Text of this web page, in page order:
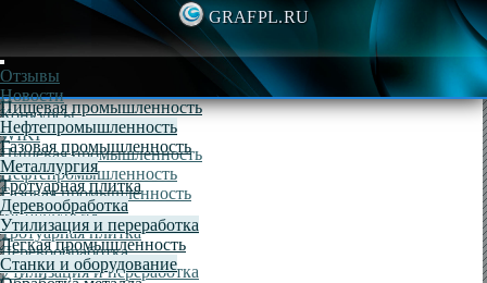
GRAFPL.RU
Отзывы
Новости
Конкурсы
WIKI
Пищевая промышленность
Нефтепромышленность
Газовая промышленность
Металлургия
Тротуарная плитка
Деревообработка
Утилизация и переработка
Пищевая промышленность
Нефтепромышленность
Газовая промышленность
Металлургия
Тротуарная плитка
Деревообработка
Утилизация и переработка
Легкая промышленность
Станки и оборудование